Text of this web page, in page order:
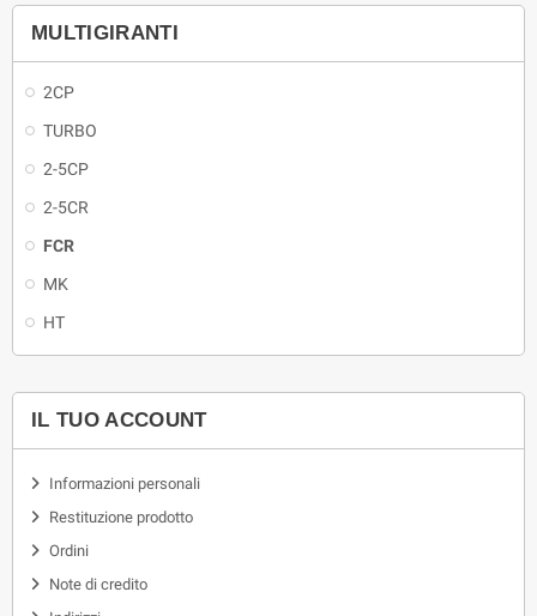
MULTIGIRANTI
2CP
TURBO
2-5CP
2-5CR
FCR
MK
HT
IL TUO ACCOUNT
Informazioni personali
Restituzione prodotto
Ordini
Note di credito